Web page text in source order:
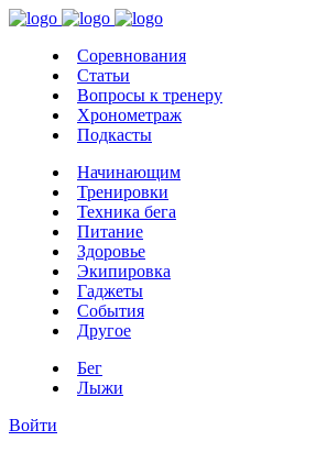
Соревнования
Статьи
Вопросы к тренеру
Хронометраж
Подкасты
Начинающим
Тренировки
Техника бега
Питание
Здоровье
Экипировка
Гаджеты
События
Другое
Бег
Лыжи
Войти